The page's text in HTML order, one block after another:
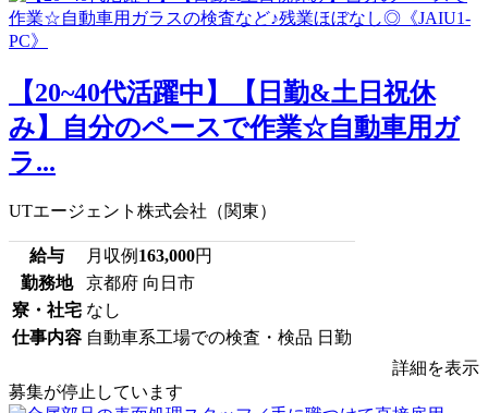
【20~40代活躍中】【日勤&土日祝休
み】自分のペースで作業☆自動車用ガ
ラ...
UTエージェント株式会社（関東）
給与 月収例 163,000円
勤務地
京都府 向日市
寮・社宅 なし
仕事内容 自動車系工場での検査・検品 日勤
詳細を表示
募集が停止しています